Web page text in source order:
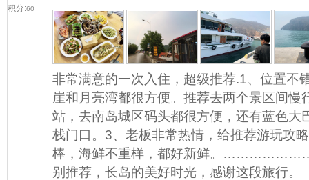
积分:60
非常满意的一次入住，超级推荐.1、位置不
崖和月亮湾都很方便。推荐去两个景区间慢
站，去南岛城区码头都很方便，还有蓝色大
栈门口。3、老板非常热情，给推荐游玩攻
棒，海鲜不重样，都好新鲜。
别推荐，长岛的美好时光，感谢这段旅行。